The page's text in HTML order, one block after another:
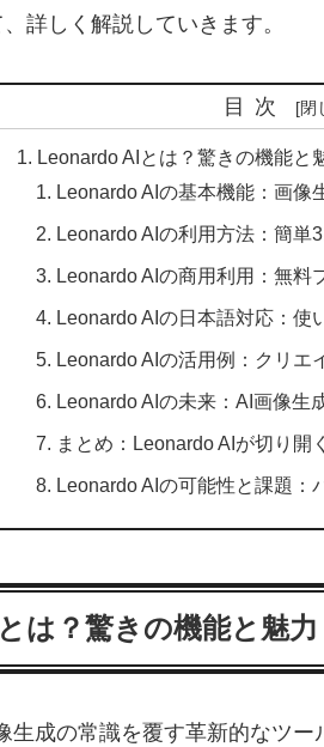
詳しく解説していきます。
目次
Leonardo AIとは？驚きの機能と
Leonardo AIの基本機能：画像
Leonardo AIの利用方法：簡単
Leonardo AIの商用利用：無料
Leonardo AIの日本語対応：使
Leonardo AIの活用例：クリエ
Leonardo AIの未来：AI画像生
まとめ：Leonardo AIが切り開
Leonardo AIの可能性と課題：
は？驚きの機能と魅力
生成の常識を覆す革新的なツ